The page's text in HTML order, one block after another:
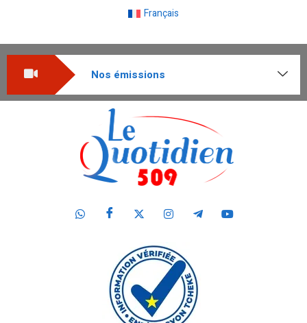
Français
Nos émissions